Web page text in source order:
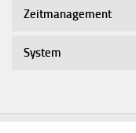
Zeitmanagement
System